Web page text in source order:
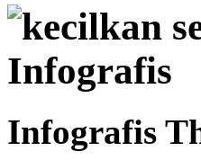
kecilkan
Infografis
Infografis